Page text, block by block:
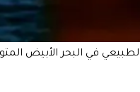
في البحر الأبيض المتوسط، كما